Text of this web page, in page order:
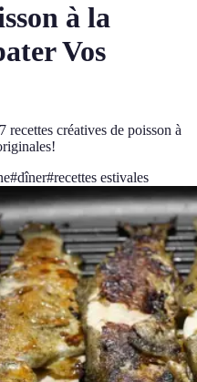
à la
Vos
recettes créatives de poisson à
#dîner#recettes estivales